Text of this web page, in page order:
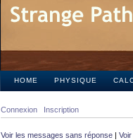
HOME PHYSIQUE
Connexion Inscription
Voir les messages sans réponse |